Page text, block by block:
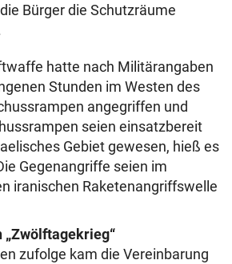
Bürger die Schutzräume
hatte nach Militärangaben
Stunden im Westen des
angegriffen und
seien einsatzbereit
Gebiet gewesen, hieß es
Gegenangriffe seien im
iranischen Raketenangriffswelle
zufolge kam die Vereinbarung